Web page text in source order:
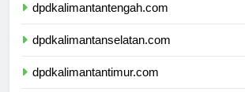
dpdkalimantantengah.com
dpdkalimantanselatan.com
dpdkalimantantimur.com